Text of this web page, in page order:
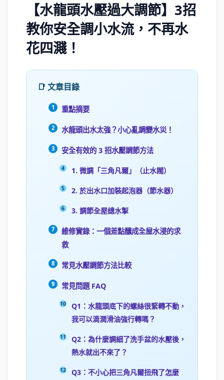
【水龍頭水壓過大調節】3招
教你安全調小水流，不再水
花四濺！
📑 文章目錄
重點摘要
水龍頭出水太強？小心亂調變水災！
安全有效的 3 招水壓調節方法
1. 微調「三角凡爾」（止水閥）
2. 於出水口加裝起泡器（節水器）
3. 調節全屋總水掣
維修實錄：一個差點釀成全屋水浸的求
救
常見水壓調節方法比較
常見問題 FAQ
Q1：水龍頭底下的螺絲很緊轉不動，
我可以滴潤滑油強行轉嗎？
Q2：為什麼調細了洗手盆的水壓後，
熱水就出不來了？
Q3：不小心把三角凡爾扭飛了怎麼